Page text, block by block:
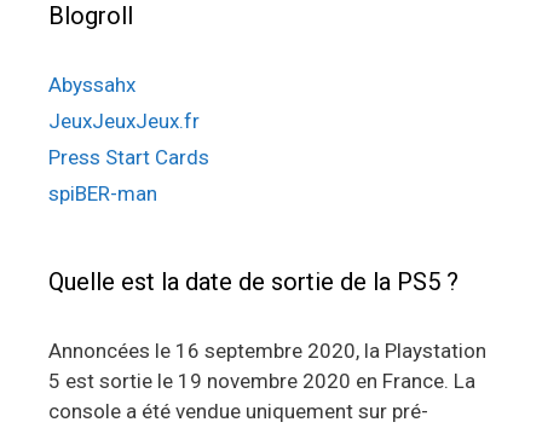
Blogroll
Abyssahx
JeuxJeuxJeux.fr
Press Start Cards
spiBER-man
Quelle est la date de sortie de la PS5 ?
Annoncées le 16 septembre 2020, la Playstation
5 est sortie le 19 novembre 2020 en France. La
console a été vendue uniquement sur pré-